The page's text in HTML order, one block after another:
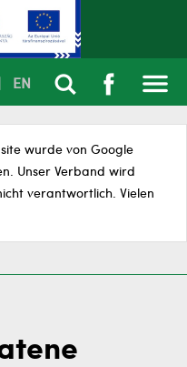
EN
wurde von Google
Unser Verband wird
verantwortlich. Vielen